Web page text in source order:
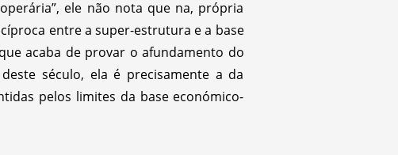
ele não nota que na, própria
entre a super-estrutura e a base
acaba de provar o afundamento do
século, ela é precisamente a da
pelos limites da base económico-